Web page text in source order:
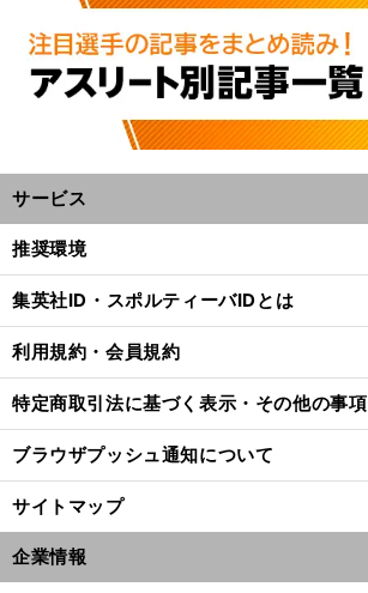
サービス
推奨環境
集英社ID・スポルティーバIDとは
利用規約・会員規約
特定商取引法に基づく表示・その他の事項
ブラウザプッシュ通知について
サイトマップ
企業情報